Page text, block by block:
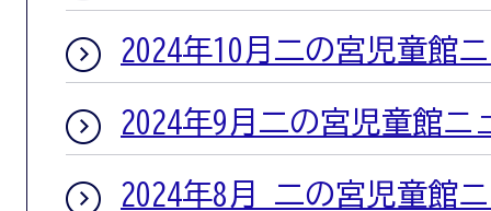
2024年10月二の宮児童館
2024年9月二の宮児童館ニ
2024年8月 二の宮児童館